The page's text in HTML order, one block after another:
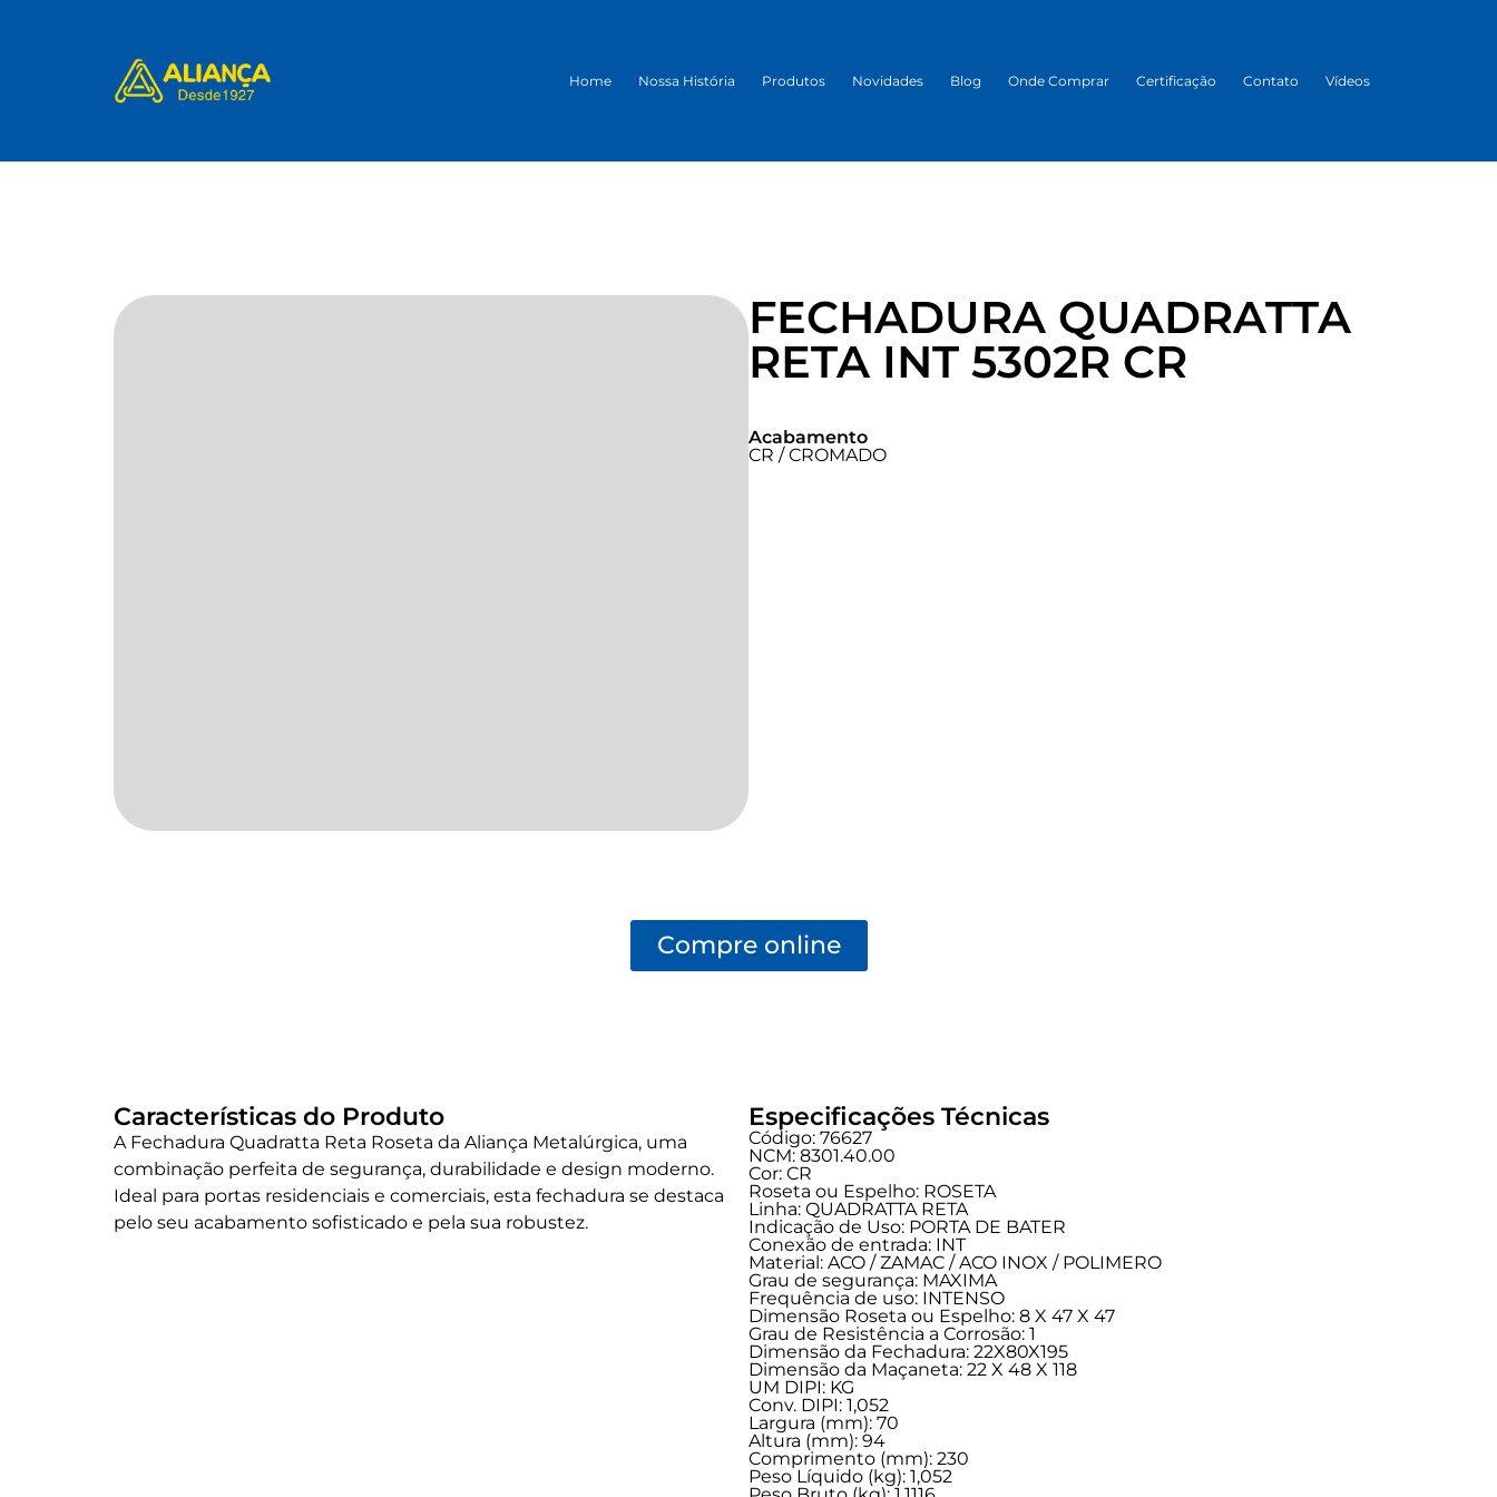
Home Nossa História Produtos Novidades Blog Onde Comprar Certificação Contato Vídeos
FECHADURA QUADRATTA
RETA INT 5302R CR
Acabamento
CR / CROMADO
Compre online
Características do Produto
A Fechadura Quadratta Reta Roseta da Aliança Metalúrgica, uma
combinação perfeita de segurança, durabilidade e design moderno.
Ideal para portas residenciais e comerciais, esta fechadura se destaca
pelo seu acabamento sofisticado e pela sua robustez.
Especificações Técnicas
Código: 76627
NCM: 8301.40.00
Cor: CR
Roseta ou Espelho: ROSETA
Linha: QUADRATTA RETA
Indicação de Uso: PORTA DE BATER
Conexão de entrada: INT
Material: ACO / ZAMAC / ACO INOX / POLIMERO
Grau de segurança: MAXIMA
Frequência de uso: INTENSO
Dimensão Roseta ou Espelho: 8 X 47 X 47
Grau de Resistência a Corrosão: 1
Dimensão da Fechadura: 22X80X195
Dimensão da Maçaneta: 22 X 48 X 118
UM DIPI: KG
Conv. DIPI: 1,052
Largura (mm): 70
Altura (mm): 94
Comprimento (mm): 230
Peso Líquido (kg): 1,052